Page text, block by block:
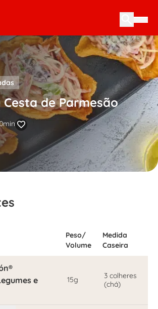
Cesta de Parmesão
Peso/
Volume
Medida
Caseira
e
15g
3 colheres
(chá)